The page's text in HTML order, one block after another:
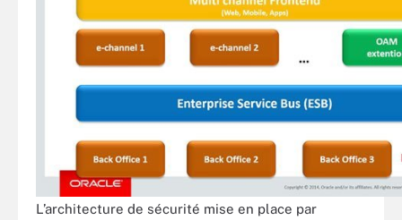
L’architecture de sécurité mise en place par